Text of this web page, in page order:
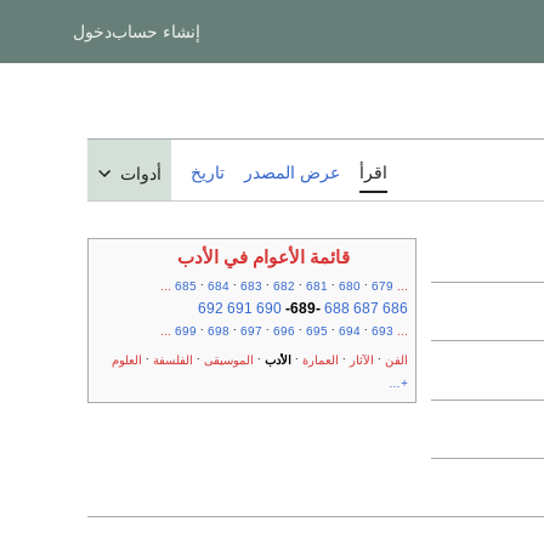
إنشاء حسابدخول
اقرأ عرض المصدر تاريخ أدوات
قائمة الأعوام في الأدب
...
679
680
681
682
683
684
685
...
686
687
688
-
689
-
690
691
692
...
693
694
695
696
697
698
699
...
الفن الآثار العمارة الأدب الموسيقى الفلسفة
العلوم
+...